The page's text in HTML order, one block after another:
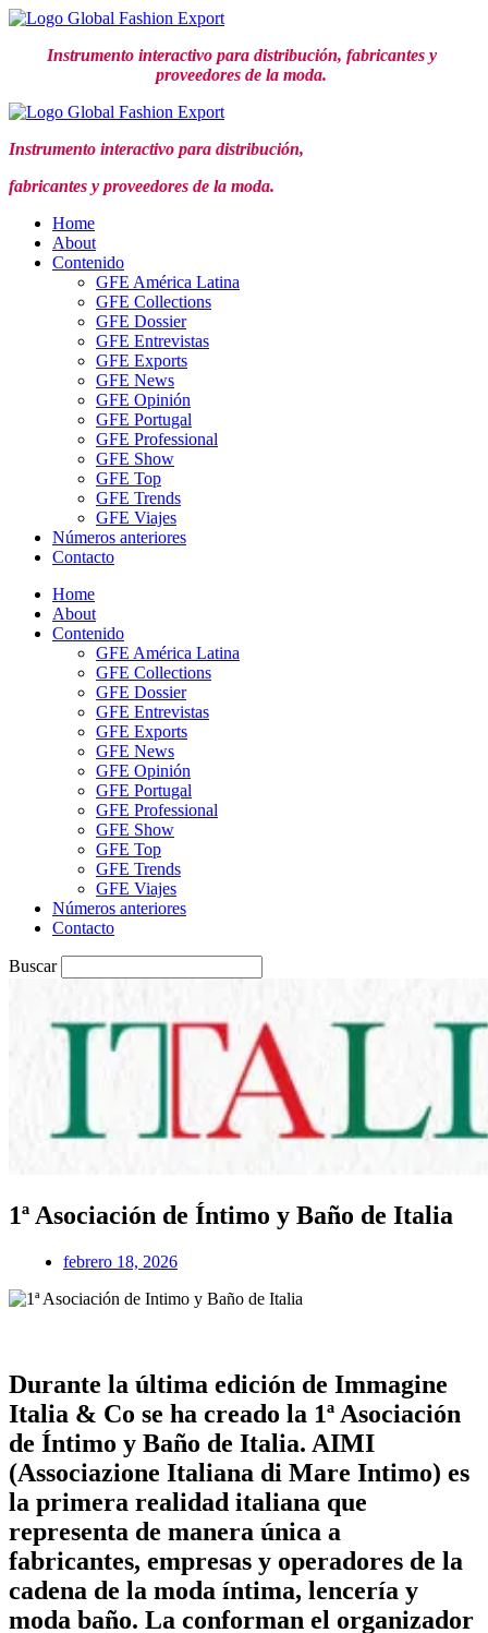
Ir
contenidoInstrumento interactivo para distribución, fabricantes y
proveedores de la moda.
Instrumento interactivo para distribución,
fabricantes y proveedores de la moda.
Home
About
Contenido
GFE América Latina
GFE Collections
GFE Dossier
GFE Entrevistas
GFE Exports
GFE News
GFE Opinión
GFE Portugal
GFE Professional
GFE Show
GFE Top
GFE Trends
GFE Viajes
Números anteriores
Contacto
Home
About
Contenido
GFE América Latina
GFE Collections
GFE Dossier
GFE Entrevistas
GFE Exports
GFE News
GFE Opinión
GFE Portugal
GFE Professional
GFE Show
GFE Top
GFE Trends
GFE Viajes
Números anteriores
Contacto
Buscar
1ª Asociación de Íntimo y Baño de Italia
febrero 18, 2026
Durante la última edición de Immagine
Italia & Co se ha creado la 1ª Asociación
de Íntimo y Baño de Italia. AIMI
(Associazione Italiana di Mare Intimo) es
la primera realidad italiana que
representa de manera única a
fabricantes, empresas y operadores de la
cadena de la moda íntima, lencería y
moda baño. La conforman el organizador